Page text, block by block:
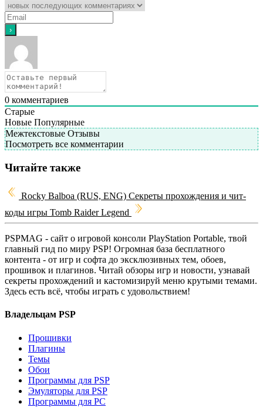
0 комментариев
Старые
Новые Популярные
Межтекстовые Отзывы
Посмотреть все комментарии
Читайте также
Rocky Balboa (RUS, ENG) Секреты прохождения и чит-
коды игры Tomb Raider Legend
PSPMAG - cайт о игровой консоли PlayStation Portable, твой
главный гид по миру PSP! Огромная база бесплатного
контента - от игр и софта до эксклюзивных тем, обоев,
прошивок и плагинов. Читай обзоры игр и новости, узнавай
секреты прохождений и кастомизируй меню крутыми темами.
Здесь есть всё, чтобы играть с удовольствием!
Владельцам PSP
Прошивки
Плагины
Темы
Обои
Программы для PSP
Эмуляторы для PSP
Программы для PC